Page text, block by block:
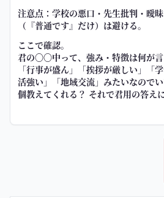
注意点：学校の悪口・先生批判・曖
（『普通です』だけ）は避ける。
ここで確認。
君の〇〇中って、強み・特徴は何が
「行事が盛ん」「挨拶が厳しい」「
活強い」「地域交流」みたいなので
個教えてくれる？ それで君用の答え